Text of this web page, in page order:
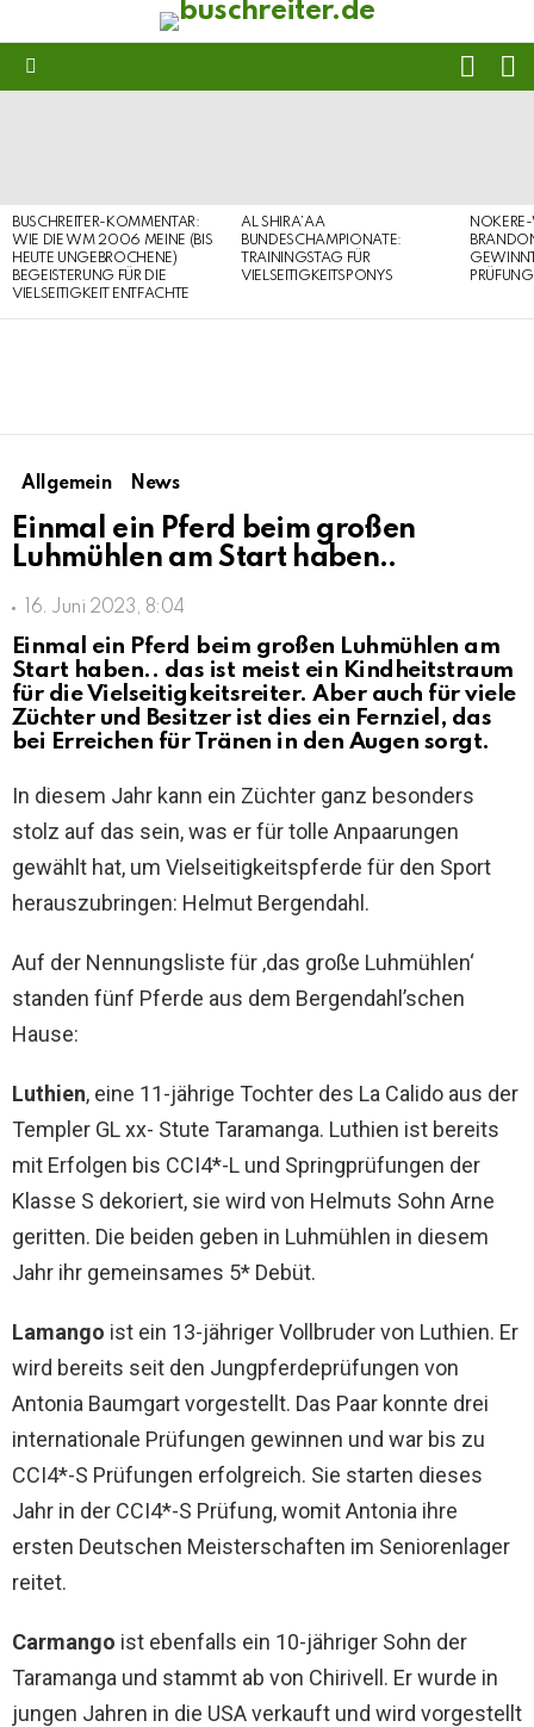
BUSCHREITER-KOMMENTAR:
WIE DIE WM 2006 MEINE (BIS
HEUTE UNGEBROCHENE)
BEGEISTERUNG FÜR DIE
VIELSEITIGKEIT ENTFACHTE
AL SHIRA’AA
BUNDESCHAMPIONATE:
TRAININGSTAG FÜR
VIELSEITIGKEITSPONYS
PRÜFUNG
Allgemein News
Einmal ein Pferd beim großen
Luhmühlen am Start haben..
16. Juni 2023, 8:04
Einmal ein Pferd beim großen Luhmühlen am
Start haben.. das ist meist ein Kindheitstraum
für die Vielseitigkeitsreiter. Aber auch für viele
Züchter und Besitzer ist dies ein Fernziel, das
bei Erreichen für Tränen in den Augen sorgt.
In diesem Jahr kann ein Züchter ganz besonders
stolz auf das sein, was er für tolle Anpaarungen
gewählt hat, um Vielseitigkeitspferde für den Sport
herauszubringen: Helmut Bergendahl.
Auf der Nennungsliste für ‚das große Luhmühlen‘
standen fünf Pferde aus dem Bergendahl’schen
Hause:
Luthien, eine 11-jährige Tochter des La Calido aus der
Templer GL xx- Stute Taramanga. Luthien ist bereits
mit Erfolgen bis CCI4*-L und Springprüfungen der
Klasse S dekoriert, sie wird von Helmuts Sohn Arne
geritten. Die beiden geben in Luhmühlen in diesem
Jahr ihr gemeinsames 5* Debüt.
Lamango ist ein 13-jähriger Vollbruder von Luthien. Er
wird bereits seit den Jungpferdeprüfungen von
Antonia Baumgart vorgestellt. Das Paar konnte drei
internationale Prüfungen gewinnen und war bis zu
CCI4*-S Prüfungen erfolgreich. Sie starten dieses
Jahr in der CCI4*-S Prüfung, womit Antonia ihre
ersten Deutschen Meisterschaften im Seniorenlager
reitet.
Carmango ist ebenfalls ein 10-jähriger Sohn der
Taramanga und stammt ab von Chirivell. Er wurde in
jungen Jahren in die USA verkauft und wird vorgestellt